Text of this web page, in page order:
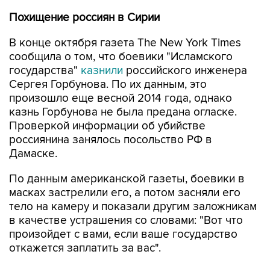
Похищение россиян в Сирии
В конце октября газета The New York Times
сообщила о том, что боевики "Исламского
государства" казнили российского инженера
Сергея Горбунова. По их данным, это
произошло еще весной 2014 года, однако
казнь Горбунова не была предана огласке.
Проверкой информации об убийстве
россиянина занялось посольство РФ в
Дамаске.
По данным американской газеты, боевики в
масках застрелили его, а потом засняли его
тело на камеру и показали другим заложникам
в качестве устрашения со словами: "Вот что
произойдет с вами, если ваше государство
откажется заплатить за вас".